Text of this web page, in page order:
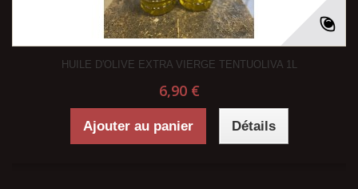
HUILE D'OLIVE EXTRA VIERGE TENTUOLIVA 1L
6,90 €
Ajouter au panier Détails